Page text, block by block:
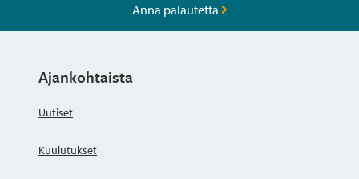
Anna palautetta
Ajankohtaista
Uutiset
Kuulutukset